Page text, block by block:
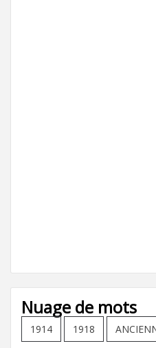
Nuage de mots
1914 1918